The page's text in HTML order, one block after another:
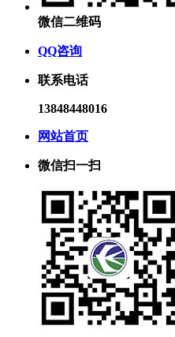
微信二维码
QQ咨询
联系电话
13848448016
网站首页
微信扫一扫